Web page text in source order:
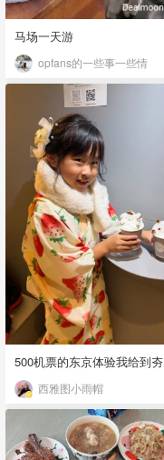
马场一天游
opfans的一些事一些情
500机票的东京体验我给到夯
西雅图小雨帽